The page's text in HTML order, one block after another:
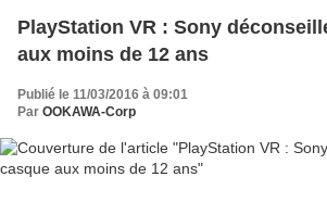
PlayStation VR : Sony
aux moins de 12 ans
Publié le 11/03/2016 à 09:01
Par OOKAWA-Corp